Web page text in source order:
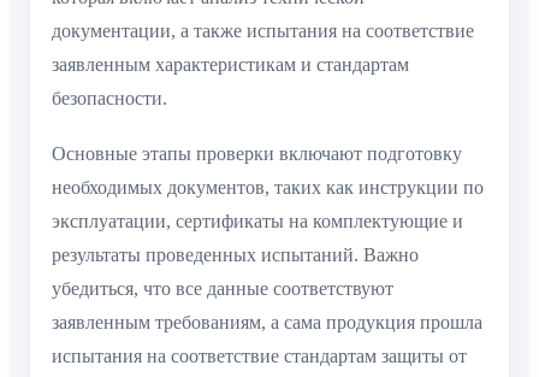
документации, а также испытания на соответствие
заявленным характеристикам и стандартам
безопасности.
Основные этапы проверки включают подготовку
необходимых документов, таких как инструкции по
эксплуатации, сертификаты на комплектующие и
результаты проведенных испытаний. Важно
убедиться, что все данные соответствуют
заявленным требованиям, а сама продукция прошла
испытания на соответствие стандартам защиты от